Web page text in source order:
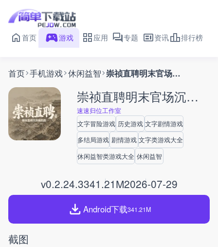
首页 游戏 应用 专题 资讯 排行榜
首页 手机游戏 休闲益智 崇祯直聘明末官场沉浮模拟器
崇祯直聘明末官场沉浮模拟器
速速归位工作室
文字冒险游戏 历史游戏 文字剧情游戏
多结局游戏 剧情游戏 文字类游戏大全
休闲益智类游戏大全 休闲益智
v0.2.24.3341.21M2026-07-29
Android下载341.21M
截图